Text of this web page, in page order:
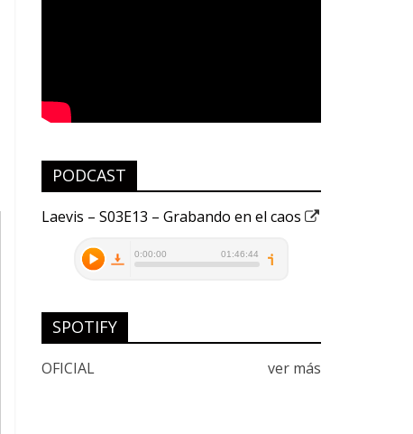
PODCAST
Laevis – S03E13 – Grabando en el caos
SPOTIFY
ver más
OFICIAL